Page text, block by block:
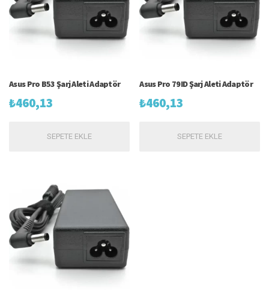
Asus Pro B53 Şarj Aleti Adaptör
₺460,13
SEPETE EKLE
Asus Pro 79ID Şarj Aleti Adaptör
₺460,13
SEPETE EKLE